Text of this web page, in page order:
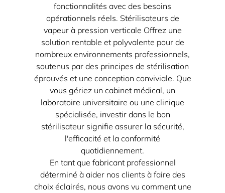
fonctionnalités avec des besoins
opérationnels réels. Stérilisateurs de
vapeur à pression verticale Offrez une
solution rentable et polyvalente pour de
nombreux environnements professionnels,
soutenus par des principes de stérilisation
éprouvés et une conception conviviale. Que
vous gériez un cabinet médical, un
laboratoire universitaire ou une clinique
spécialisée, investir dans le bon
stérilisateur signifie assurer la sécurité,
l'efficacité et la conformité
quotidiennement.
En tant que fabricant professionnel
déterminé à aider nos clients à faire des
choix éclairés, nous avons vu comment une